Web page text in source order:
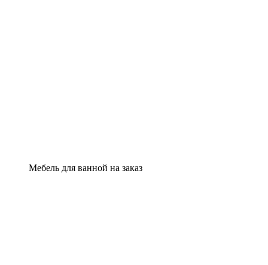
Мебель для ванной на заказ